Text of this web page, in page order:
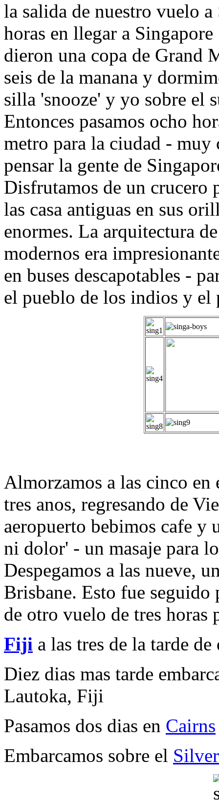
la salida de nuestro vuelo
horas en llegar a
dieron una copa de Grand
seis de la manana y
silla 'snooze' y yo sobre el
Entonces pasamos ocho
metro para la ciudad -
pensar la gente de
Disfrutamos de un crucero
las casa antiguas en sus
enormes. La arquitectura
modernos era
en buses descapotables -
el pueblo de los indios y el
Almorzamos a las cinco en
tres anos, regresando de
aeropuerto bebimos cafe y
ni dolor' - un masaje para
Despegamos a las nueve,
Brisbane. Esto fue seguido
de otro vuelo de tres horas
Fiji a las tres de la tarde
Diez dias mas tarde
Lautoka, Fiji
Pasamos dos dias en Cairns
Embarcamos sobre el